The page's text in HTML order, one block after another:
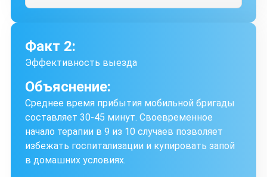
Факт 2:
Эффективность выезда
Объяснение:
Среднее время прибытия мобильной бригады
составляет 30-45 минут. Своевременное
начало терапии в 9 из 10 случаев позволяет
избежать госпитализации и купировать запой
в домашних условиях.